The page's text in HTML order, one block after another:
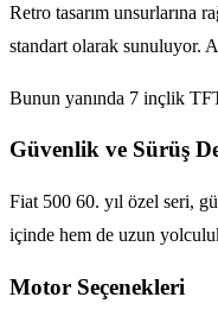
Retro tasarım unsurlarına
standart olarak sunuluyor.
Bunun yanında 7 inçlik
Güvenlik ve Sürüş
Fiat 500 60. yıl özel seri,
içinde hem de uzun
Motor Seçenekleri